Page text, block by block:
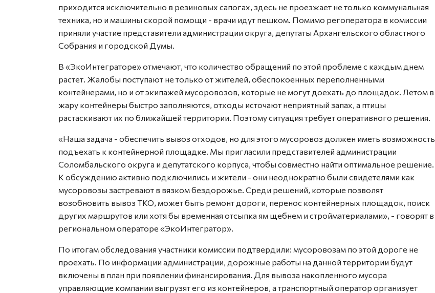
приходится исключительно в резиновых сапогах, здесь не проезжает не только коммунальная
техника, но и машины скорой помощи - врачи идут пешком. Помимо регоператора в комиссии
приняли участие представители администрации округа, депутаты Архангельского областного
Собрания и городской Думы.
В «ЭкоИнтеграторе» отмечают, что количество обращений по этой проблеме с каждым днем
растет. Жалобы поступают не только от жителей, обеспокоенных переполненными
контейнерами, но и от экипажей мусоровозов, которые не могут доехать до площадок. Летом в
жару контейнеры быстро заполняются, отходы источают неприятный запах, а птицы
растаскивают их по ближайшей территории. Поэтому ситуация требует оперативного решения.
«Наша задача - обеспечить вывоз отходов, но для этого мусоровоз должен иметь возможность
подъехать к контейнерной площадке. Мы пригласили представителей администрации
Соломбальского округа и депутатского корпуса, чтобы совместно найти оптимальное решение.
К обсуждению активно подключились и жители - они неоднократно были свидетелями как
мусоровозы застревают в вязком бездорожье. Среди решений, которые позволят
возобновить вывоз ТКО, может быть ремонт дороги, перенос контейнерных площадок, поиск
других маршрутов или хотя бы временная отсыпка ям щебнем и стройматериалами», - говорят в
региональном операторе «ЭкоИнтегратор».
По итогам обследования участники комиссии подтвердили: мусоровозам по этой дороге не
проехать. По информации администрации, дорожные работы на данной территории будут
включены в план при появлении финансирования. Для вывоза накопленного мусора
управляющие компании выгрузят его из контейнеров, а транспортный оператор организует